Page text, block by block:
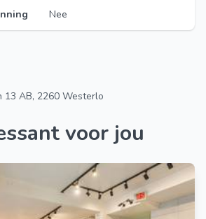
Nee
13 AB, 2260 Westerlo
voor jou